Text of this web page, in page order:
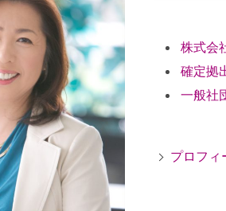
株式会
確定拠
一般社
プロフィ